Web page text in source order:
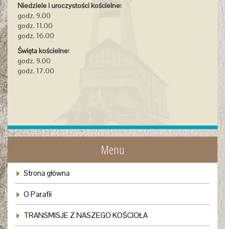
Niedziele i uroczystości kościelne:
godz. 9.00
godz. 11.00
godz. 16.00
Święta kościelne:
godz. 9.00
godz. 17.00
Menu
Strona główna
O Parafii
TRANSMISJE Z NASZEGO KOŚCIOŁA